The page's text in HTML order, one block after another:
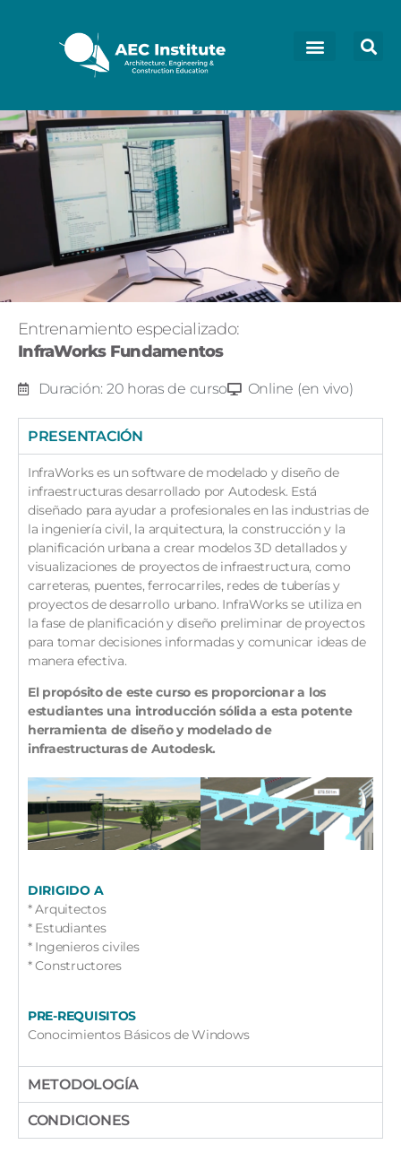
Entrenamiento especializado:
InfraWorks Fundamentos
Duración: 20 horas de curso Online (en vivo)
PRESENTACIÓN
InfraWorks es un software de modelado y diseño de
infraestructuras desarrollado por Autodesk. Está
diseñado para ayudar a profesionales en las industrias de
la ingeniería civil, la arquitectura, la construcción y la
planificación urbana a crear modelos 3D detallados y
visualizaciones de proyectos de infraestructura, como
carreteras, puentes, ferrocarriles, redes de tuberías y
proyectos de desarrollo urbano. InfraWorks se utiliza en
la fase de planificación y diseño preliminar de proyectos
para tomar decisiones informadas y comunicar ideas de
manera efectiva.
El propósito de este curso es proporcionar a los
estudiantes una introducción sólida a esta potente
herramienta de diseño y modelado de
infraestructuras de Autodesk.
DIRIGIDO A
* Arquitectos
* Estudiantes
* Ingenieros civiles
* Constructores
PRE-REQUISITOS
Conocimientos Básicos de Windows
METODOLOGÍA
CONDICIONES